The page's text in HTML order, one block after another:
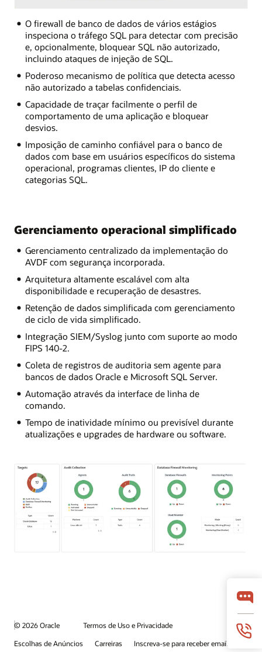
O firewall de banco de dados de vários estágios
inspeciona o tráfego SQL para detectar com precisão
e, opcionalmente, bloquear SQL não autorizado,
incluindo ataques de injeção de SQL.
Poderoso mecanismo de política que detecta acesso
não autorizado a tabelas confidenciais.
Capacidade de traçar facilmente o perfil de
comportamento de uma aplicação e bloquear
desvios.
Imposição de caminho confiável para o banco de
dados com base em usuários específicos do sistema
operacional, programas clientes, IP do cliente e
categorias SQL.
Gerenciamento operacional simplificado
Gerenciamento centralizado da implementação do
AVDF com segurança incorporada.
Arquitetura altamente escalável com alta
disponibilidade e recuperação de desastres.
Retenção de dados simplificada com gerenciamento
de ciclo de vida simplificado.
Integração SIEM/Syslog junto com suporte ao modo
FIPS 140-2.
Coleta de registros de auditoria sem agente para
bancos de dados Oracle e Microsoft SQL Server.
Automação através da interface de linha de
comando.
Tempo de inatividade mínimo ou previsível durante
atualizações e upgrades de hardware ou software.
© 2026 Oracle
Termos de Uso e Privacidade
Escolhas de Anúncios
Carreiras Inscreva-se para receber emails